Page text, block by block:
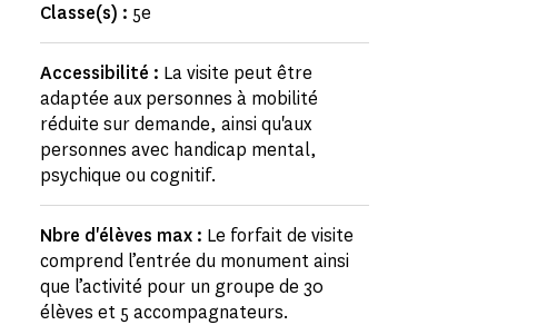
Classe(s) : 5e
Accessibilité : La visite peut être
adaptée aux personnes à mobilité
réduite sur demande, ainsi qu'aux
personnes avec handicap mental,
psychique ou cognitif.
Nbre d'élèves max : Le forfait de visite
comprend l’entrée du monument ainsi
que l’activité pour un groupe de 30
élèves et 5 accompagnateurs.